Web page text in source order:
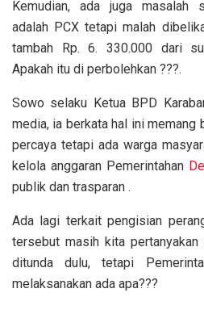
Kemudian, ada juga masalah
adalah PCX tetapi malah
tambah Rp. 6. 330.000 dari
Apakah itu di perbolehkan ???.
Sowo selaku Ketua BPD
media, ia berkata hal ini memang
percaya tetapi ada warga
kelola anggaran Pemerintahan
publik dan trasparan .
Ada lagi terkait pengisian
tersebut masih kita
ditunda dulu, tetapi
melaksanakan ada apa???